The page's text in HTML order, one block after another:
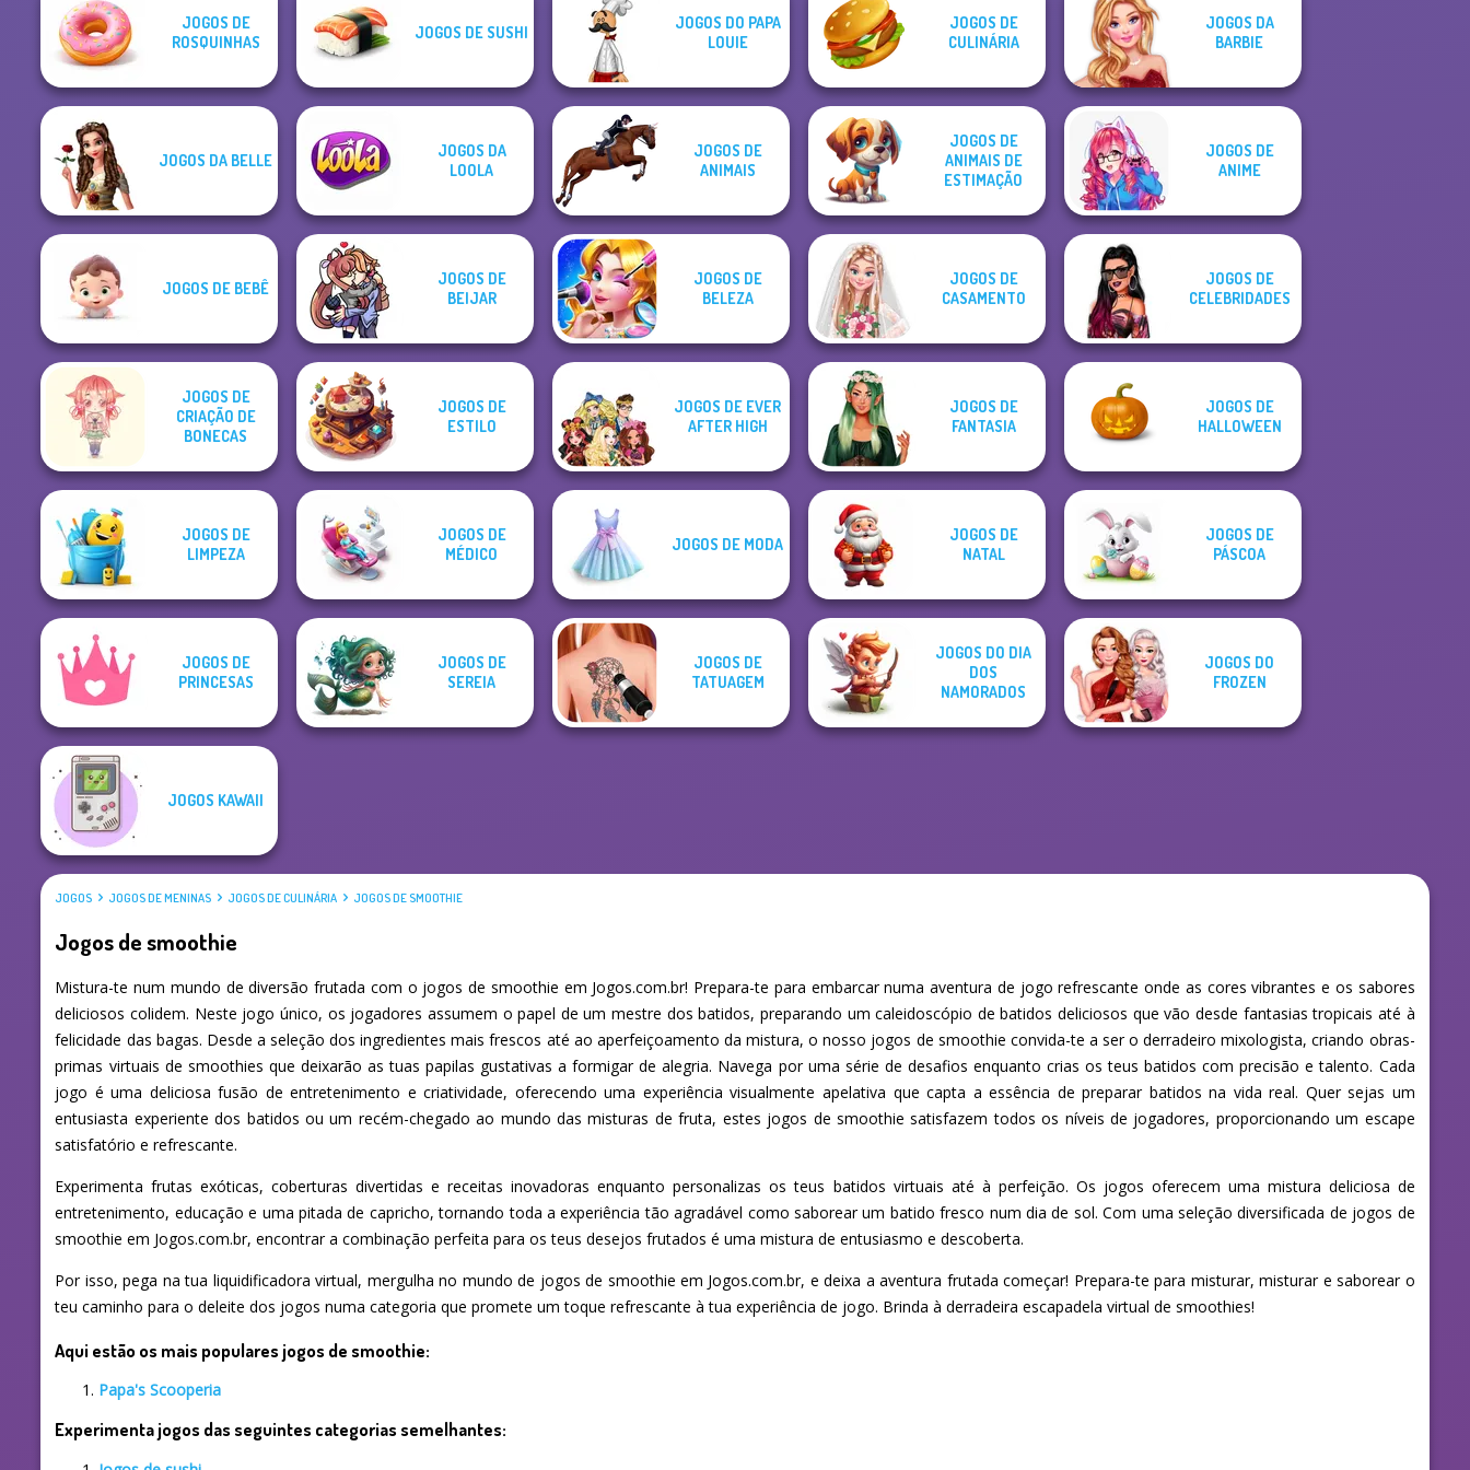
JOGOS DE
ROSQUINHAS
JOGOS DE SUSHI
JOGOS DO PAPA
LOUIE
JOGOS DE
CULINÁRIA
JOGOS DA
BARBIE
JOGOS DA BELLE
JOGOS DA
LOOLA
JOGOS DE
ANIMAIS
JOGOS DE
ANIMAIS DE
ESTIMAÇÃO
JOGOS DE
ANIME
JOGOS DE BEBÊ
JOGOS DE
BEIJAR
JOGOS DE
BELEZA
JOGOS DE
CASAMENTO
JOGOS DE
CELEBRIDADES
JOGOS DE
CRIAÇÃO DE
BONECAS
JOGOS DE
ESTILO
JOGOS DE EVER
AFTER HIGH
JOGOS DE
FANTASIA
JOGOS DE
HALLOWEEN
JOGOS DE
LIMPEZA
JOGOS DE
MÉDICO
JOGOS DE MODA
JOGOS DE
NATAL
JOGOS DE
PÁSCOA
JOGOS DE
PRINCESAS
JOGOS DE
SEREIA
JOGOS DE
TATUAGEM
JOGOS DO DIA
DOS
NAMORADOS
JOGOS DO
FROZEN
JOGOS KAWAII
JOGOS JOGOS DE MENINAS JOGOS DE CULINÁRIA JOGOS DE SMOOTHIE
Jogos de smoothie
Mistura-te num mundo de diversão frutada com o jogos de smoothie em Jogos.com.br! Prepara-te para embarcar numa aventura de jogo refrescante onde as cores vibrantes e os sabores
deliciosos colidem. Neste jogo único, os jogadores assumem o papel de um mestre dos batidos, preparando um caleidoscópio de batidos deliciosos que vão desde fantasias tropicais até à
felicidade das bagas. Desde a seleção dos ingredientes mais frescos até ao aperfeiçoamento da mistura, o nosso jogos de smoothie convida-te a ser o derradeiro mixologista, criando obras-
primas virtuais de smoothies que deixarão as tuas papilas gustativas a formigar de alegria. Navega por uma série de desafios enquanto crias os teus batidos com precisão e talento. Cada
jogo é uma deliciosa fusão de entretenimento e criatividade, oferecendo uma experiência visualmente apelativa que capta a essência de preparar batidos na vida real. Quer sejas um
entusiasta experiente dos batidos ou um recém-chegado ao mundo das misturas de fruta, estes jogos de smoothie satisfazem todos os níveis de jogadores, proporcionando um escape
satisfatório e refrescante.
Experimenta frutas exóticas, coberturas divertidas e receitas inovadoras enquanto personalizas os teus batidos virtuais até à perfeição. Os jogos oferecem uma mistura deliciosa de
entretenimento, educação e uma pitada de capricho, tornando toda a experiência tão agradável como saborear um batido fresco num dia de sol. Com uma seleção diversificada de jogos de
smoothie em Jogos.com.br, encontrar a combinação perfeita para os teus desejos frutados é uma mistura de entusiasmo e descoberta.
Por isso, pega na tua liquidificadora virtual, mergulha no mundo de jogos de smoothie em Jogos.com.br, e deixa a aventura frutada começar! Prepara-te para misturar, misturar e saborear o
teu caminho para o deleite dos jogos numa categoria que promete um toque refrescante à tua experiência de jogo. Brinda à derradeira escapadela virtual de smoothies!
Aqui estão os mais populares jogos de smoothie:
Papa's Scooperia
Experimenta jogos das seguintes categorias semelhantes: